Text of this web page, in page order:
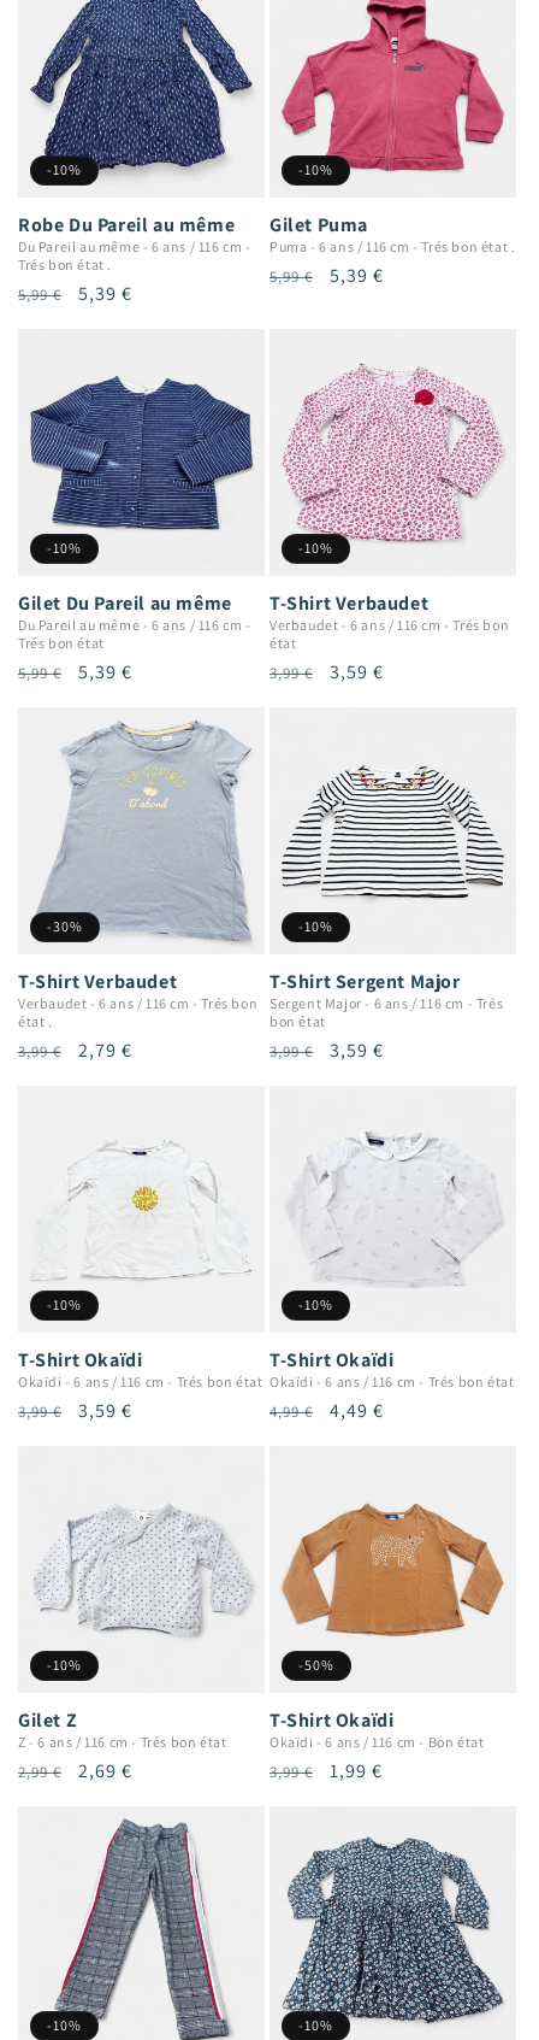
-10%
Robe Du Pareil au même
Du Pareil au même -6 ans / 116 cm -
Trés bon état .
Prix
5,99 €
Prix
5,39 €
-10%
Gilet Puma
Puma -6 ans / 116 cm -Trés bon état .
Prix
5,99 €
Prix
5,39 €
-10%
Gilet Du Pareil au même
Du Pareil au même -6 ans / 116 cm -
Trés bon état
Prix
5,99 €
Prix
5,39 €
-10%
T-Shirt Verbaudet
Verbaudet -6 ans / 116 cm -Trés bon
état
Prix
3,99 €
Prix
3,59 €
-30%
T-Shirt Verbaudet
Verbaudet -6 ans / 116 cm -Trés bon
état .
Prix
3,99 €
Prix
2,79 €
-10%
T-Shirt Sergent Major
Sergent Major - 6 ans / 116 cm - Trés
bon état
Prix
3,99 €
Prix
3,59 €
-10%
T-Shirt Okaïdi
Okaïdi -6 ans / 116 cm - Trés bon état
Prix
3,99 €
Prix
3,59 €
-10%
T-Shirt Okaïdi
Okaïdi -6 ans / 116 cm - Trés bon état
Prix
4,99 €
Prix
4,49 €
-10%
Gilet Z
Z -6 ans / 116 cm - Trés bon état
Prix
2,99 €
Prix
2,69 €
-50%
T-Shirt Okaïdi
Okaïdi -6 ans / 116 cm - Bon état
Prix
3,99 €
Prix
1,99 €
-10% -10%